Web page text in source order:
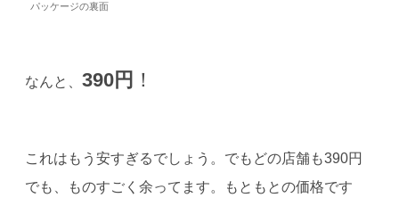
パッケージの裏面
なんと、390円 ！
これはもう安すぎるでしょう。でもどの店舗も390円
でも、ものすごく余ってます。もともとの価格です